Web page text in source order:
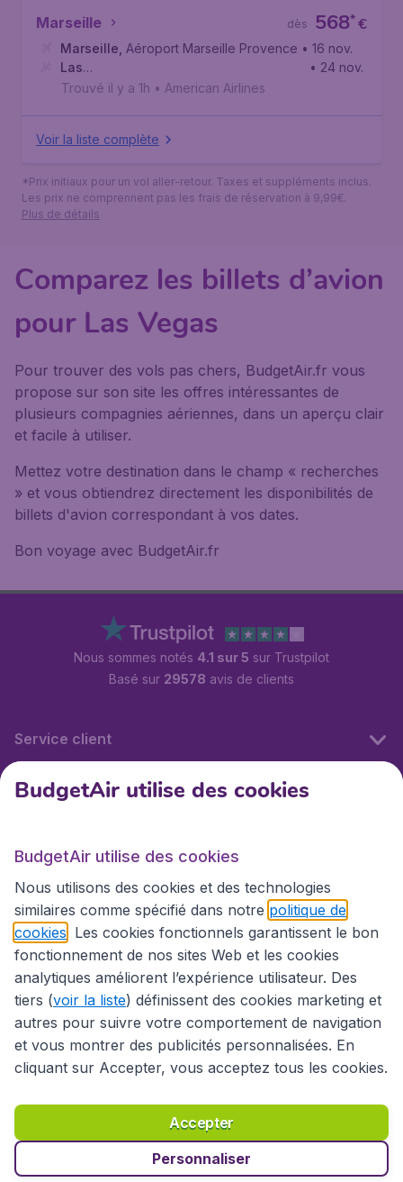
Marseille €
568*
dès
Marseille Aéroport Marseille Provence • 16 nov.
Las
Vegas, Aéroport International Harry Reid
• 24 nov.
Trouvé il y a 1h • American Airlines
Voir la liste complète
*Prix initiaux pour un vol aller-retour. Taxes et suppléments inclus.
Les prix ne comprennent pas les frais de réservation à 9,99€.
Plus de détails
Comparez les billets d’avion
pour Las Vegas
Pour trouver des vols pas chers, BudgetAir.fr vous
propose sur son site les offres intéressantes de
plusieurs compagnies aériennes, dans un aperçu clair
et facile à utiliser.
Mettez votre destination dans le champ « recherches
» et vous obtiendrez directement les disponibilités de
billets d'avion correspondant à vos dates.
Bon voyage avec BudgetAir.fr
Nous sommes notés 4.1 sur 5 sur Trustpilot
Basé sur 29578 avis de clients
Service client
BudgetAir.fr
Sites internationaux
Déclaration d’accessibilité
Conditions générales
Déclaration de confidentialité
Droits d’auteur © 2026
BudgetAir utilise des cookies
BudgetAir utilise des cookies
Nous utilisons des cookies et des technologies
similaires comme spécifié dans notre politique de
cookies . Les cookies fonctionnels garantissent le bon
fonctionnement de nos sites Web et les cookies
analytiques améliorent l’expérience utilisateur. Des
tiers (voir la liste) définissent des cookies marketing et
autres pour suivre votre comportement de navigation
et vous montrer des publicités personnalisées. En
cliquant sur Accepter, vous acceptez tous les cookies.
Accepter
Personnaliser